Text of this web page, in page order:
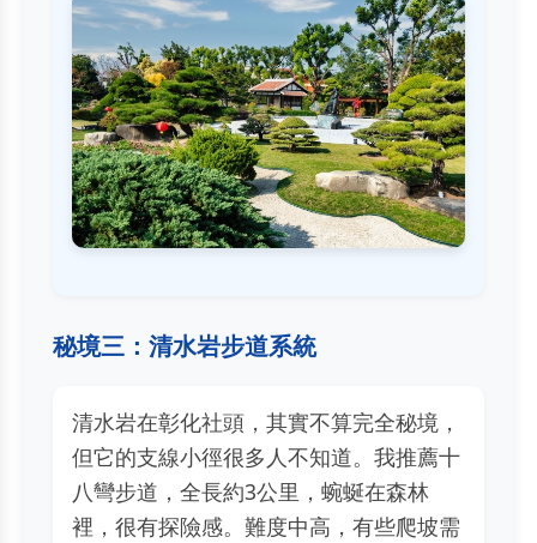
秘境三：清水岩步道系統
清水岩在彰化社頭，其實不算完全秘境，
但它的支線小徑很多人不知道。我推薦十
八彎步道，全長約3公里，蜿蜒在森林
裡，很有探險感。難度中高，有些爬坡需